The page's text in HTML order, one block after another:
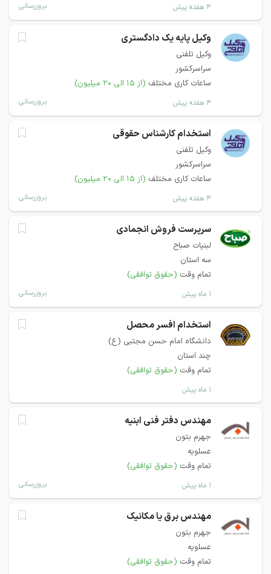
۴ هفته پیش بروزرسانی
وکیل پایه یک دادگستری
وکیل تلفنی
سراسرکشور
ساعات کاری مختلف (از ۱۵ الی ۲۰ میلیون)
۴ هفته پیش بروزرسانی
استخدام کارشناس حقوقی
وکیل تلفنی
سراسرکشور
ساعات کاری مختلف (از ۱۵ الی ۲۰ میلیون)
۴ هفته پیش بروزرسانی
سرپرست فروش انجمادی
لبنیات صباح
سه استان
تمام وقت (حقوق توافقی)
۱ ماه پیش بروزرسانی
استخدام افسر محصل
دانشگاه امام حسن مجتبی (ع)
چند استان
تمام وقت (حقوق توافقی)
۱ ماه پیش
مهندس دفتر فنی ابنیه
جهرم بتون
عسلویه
تمام وقت (حقوق توافقی)
۱ ماه پیش بروزرسانی
مهندس برق یا مکانیک
جهرم بتون
عسلویه
تمام وقت (حقوق توافقی)